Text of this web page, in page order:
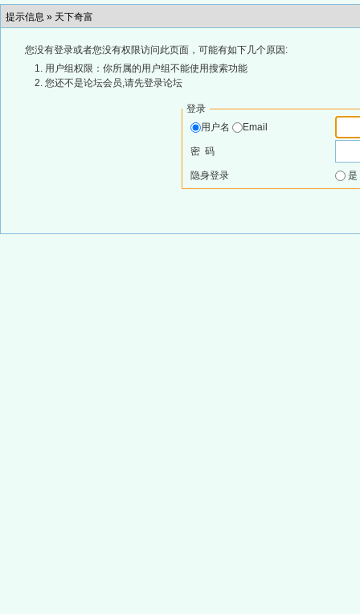
提示信息 » 天下奇富
您没有登录或者您没有权限访问此页面，可能有如下几个原因:
用户组权限：你所属的用户组不能使用搜索功能
您还不是论坛会员,请先登录论坛
登录
用户名
Email
密 码
隐身登录